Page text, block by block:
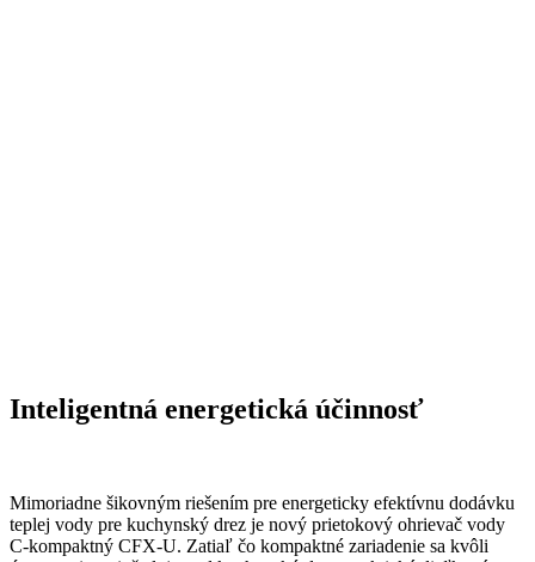
Inteligentná energetická účinnosť
Mimoriadne šikovným riešením pre energeticky efektívnu dodávku
teplej vody pre kuchynský drez je nový prietokový ohrievač vody
C-kompaktný CFX-U. Zatiaľ čo kompaktné zariadenie sa kvôli